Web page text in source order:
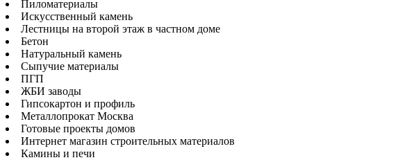
Пиломатериалы
Искусственный камень
Лестницы на второй этаж в частном доме
Бетон
Натуральный камень
Сыпучие материалы
ПГП
ЖБИ заводы
Гипсокартон и профиль
Металлопрокат Москва
Готовые проекты домов
Интернет магазин строительных материалов
Камины и печи